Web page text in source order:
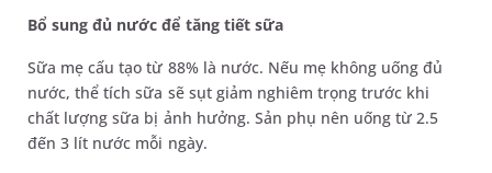
Bổ sung đủ nước để tăng tiết sữa
Sữa mẹ cấu tạo từ 88% là nước. Nếu mẹ không uống đủ
nước, thể tích sữa sẽ sụt giảm nghiêm trọng trước khi
chất lượng sữa bị ảnh hưởng. Sản phụ nên uống từ 2.5
đến 3 lít nước mỗi ngày.